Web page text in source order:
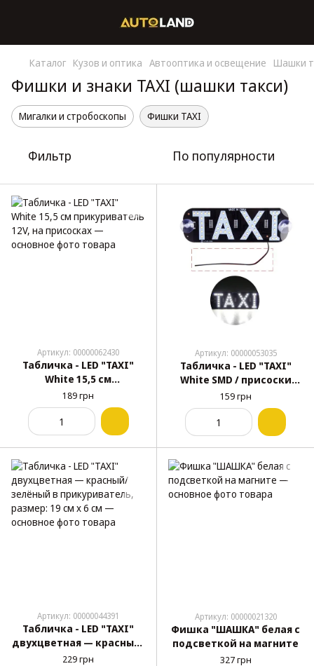
Каталог Кузов и оптика Автооптика и освещение Шашки
Фишки и знаки TAXI (шашки такси)
Мигалки и стробоскопы Фишки TAXI
Фильтр По популярности
Артикул: 00000062430
Табличка - LED "TAXI"
White 15,5 см
прикуриватель 12V, на
присосках
189 грн
Артикул: 00000053035
Табличка - LED "TAXI"
White SMD / присоски
(провода припаяны
спереди)
159 грн
Артикул: 00000044391
Табличка - LED "TAXI"
двухцветная — красный/
зелёный в
229 грн
Артикул: 00000021320
Фишка "ШАШКА" белая с
подсветкой на магните
327 грн